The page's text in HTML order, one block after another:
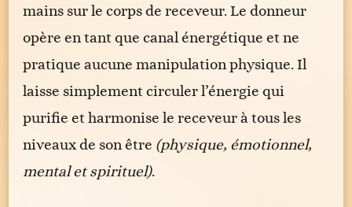
mains sur le corps de receveur. Le donneur
opère en tant que canal énergétique et ne
pratique aucune manipulation physique. Il
laisse simplement circuler l’énergie qui
purifie et harmonise le receveur à tous les
niveaux de son être (physique, émotionnel,
mental et spirituel).